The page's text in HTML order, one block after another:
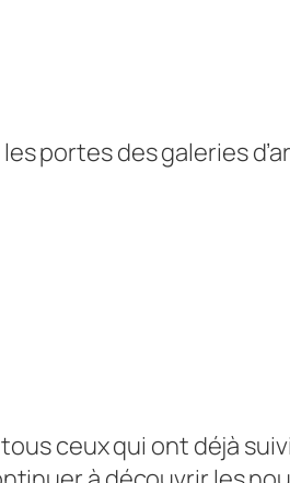
portes desgaleries
ceux qui ont déjà